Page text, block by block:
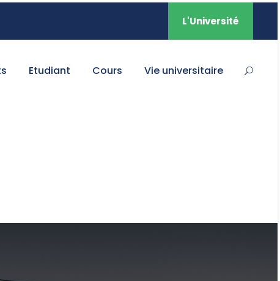
L'Université
Etudiant Cours Vie universitaire